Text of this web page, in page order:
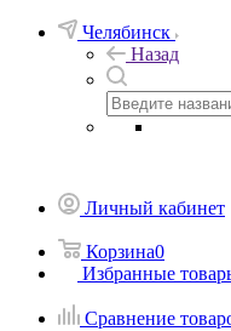
Челябинск
Назад
Личный кабинет
Корзина0
Избранные
Сравнение